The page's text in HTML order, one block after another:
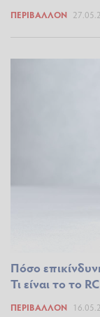
ΠΕΡΙΒΆΛΛΟΝ
Πόσο
Τι είναι το το
ΠΕΡΙΒΆΛΛΟΝ